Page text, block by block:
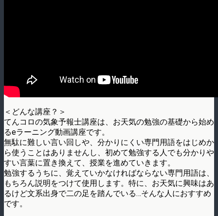
＜どんな講座？＞
てんコロの気象予報士講座は、お天気の勉強の基礎から始め
るeラーニング動画講座です。
無駄に難しい言い回しや、分かりにくい専門用語をはじめか
ら使うことはありませんし、初めて勉強する人でも分かりや
すい言葉に置き換えて、授業を進めていきます。
勉強するうちに、覚えていかなければならない専門用語は、
もちろん説明をつけて使用します。特に、お天気に興味はあ
るけど文系出身で二の足を踏んでいる…そんな人におすすめ
です。